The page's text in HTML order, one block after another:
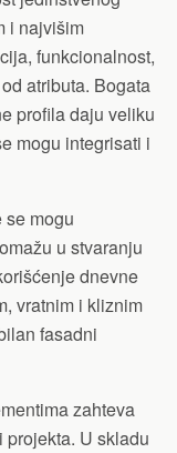
i najvišim
funkcionalnost,
atributa. Bogata
profila daju veliku
mogu integrisati i
mogu
u stvaranju
dnevne
vratnim i kliznim
fasadni
zahteva
U skladu